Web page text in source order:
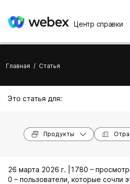
Центр справки
Главная / Статья
Это статья для:
Продукты
26 марта 2026 г. |
1780 –
0 – пользователи, которые сочли